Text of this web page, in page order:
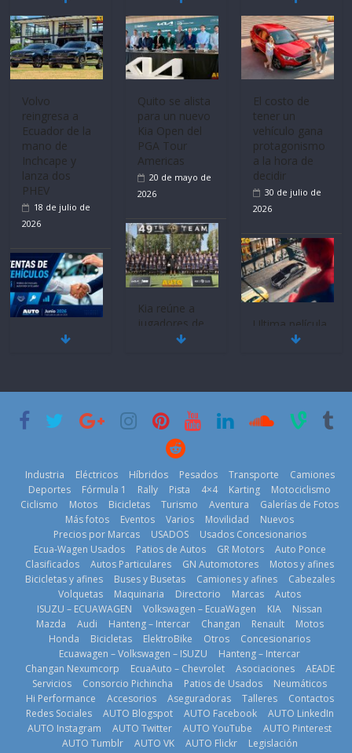
Volvo
reingresa a
Ecuador de la
mano de
Inchcape y
lanza dos
PHEV
18 de julio de
2026
Mercado
historia
11 de julio de
BMW, Toyota,
Bosch y
prueban flota
que usa
gasolina 100%
renovable
25 de julio de
2026
Quito se alista
para un nuevo
Kia Open del
PGA Tour
Americas
20 de mayo de
2026
Kia reúne a
jugadores de
fútbol de todo
2026
La Vuelta al
Ecuador 2026,
edición 47ª,
recorre 7
provincias en 8
días
1 de agosto de
2026
El costo de
tener un
vehículo gana
protagonismo
a la hora de
decidir
30 de julio de
2026
Ultima película
‘Spider‑Man:
29 de julio de
¿Qué puede
pasar con tu
vehículo si
permanece
varios días sin
usar?
3 de agosto de
2026
Industria Eléctricos Híbridos Pesados Transporte
Camiones
Deportes
Fórmula 1 Rally Pista 4×4 Karting
Motociclismo
Ciclismo
Motos Bicicletas Turismo Aventura
Galerías de Fotos
Más fotos
Eventos Varios Movilidad
Nuevos
Precios por Marcas
USADOS
Usados Concesionarios
Ecua-Wagen Usados
Patios de Autos GR Motors
Auto Ponce
Clasificados
Autos Particulares GN Automotores
Motos y afines
Bicicletas y afines
Buses y Busetas Camiones y afines
Cabezales
Volquetas
Maquinaria Directorio Marcas
Autos
ISUZU – ECUAWAGEN
Volkswagen – EcuaWagen KIA
Nissan
Mazda
Audi Hanteng – Intercar Changan Renault
Motos
Honda
Bicicletas ElektroBike Otros
Concesionarios
Ecuawagen – Volkswagen – ISUZU
Hanteng – Intercar
Changan Nexumcorp
EcuaAuto – Chevrolet Asociaciones
AEADE
Servicios
Consorcio Pichincha Patios de Usados
Neumáticos
Hi Performance
Accesorios Aseguradoras Talleres
Contactos
Redes Sociales
AUTO Blogspot AUTO Facebook
AUTO LinkedIn
AUTO Instagram
AUTO Twitter AUTO YouTube
AUTO Pinterest
AUTO Tumblr
AUTO VK AUTO Flickr Legislación